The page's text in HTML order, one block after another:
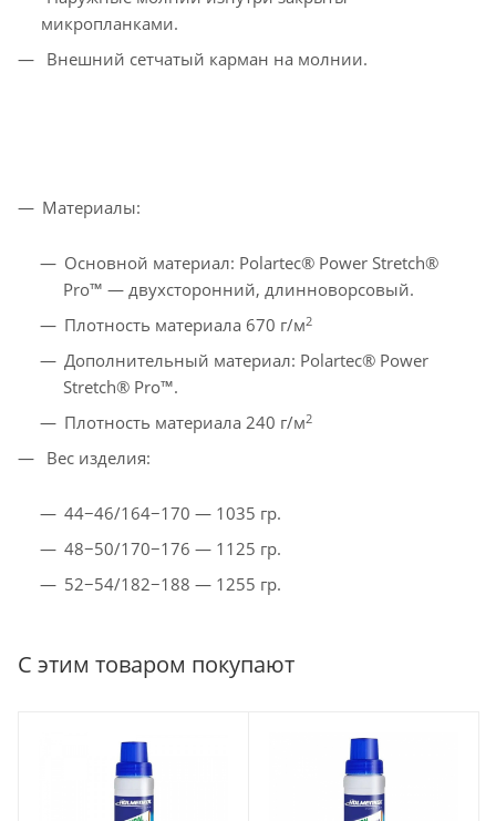
микропланками.
Внешний сетчатый карман на молнии.
Материалы:
Основной материал: Polartec® Power Stretch®
Pro™ — двухсторонний, длинноворсовый.
Плотность материала 670 г/м2
Дополнительный материал: Polartec® Power
Stretch® Pro™.
Плотность материала 240 г/м2
Вес изделия:
44−46/164−170 — 1035 гр.
48−50/170−176 — 1125 гр.
52−54/182−188 — 1255 гр.
С этим товаром покупают